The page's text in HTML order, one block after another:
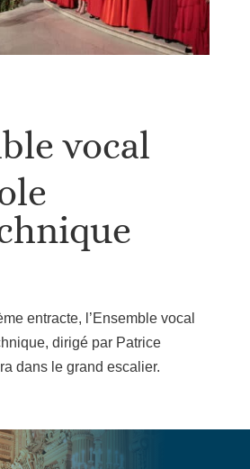
vocal
entracte, l’Ensemble vocal
dirigé par Patrice
dans le grand escalier.